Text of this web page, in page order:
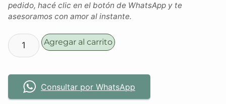
pedido, hacé clic en el botón de WhatsApp y te
asesoramos con amor al instante.
Agregar al carrito
Consultar por WhatsApp